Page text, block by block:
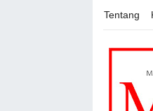
Tentang